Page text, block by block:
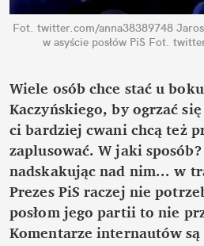
Fot. twitter.com/anna38389748
w asyście posłów PiS Fot.
Wiele osób chce stać u
Kaczyńskiego, by ogrzać
ci bardziej cwani chcą też
zaplusować. W jaki
nadskakując nad nim... w
Prezes PiS raczej nie
posłom jego partii to nie
Komentarze internautów są